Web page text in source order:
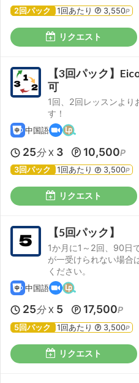
2回パック 1回あたり 3,550P
リクエスト
【3回パック】
可
1回、2回レッスンよ
す！
中国語
25分 X 3 10,500P
3回パック 1回あたり 3,500P
リクエスト
【5回パック】
1か月に1～2回、90日
が一受けられない場合
ください。
中国語
25分 X 5 17,500P
5回パック 1回あたり 3,500P
リクエスト